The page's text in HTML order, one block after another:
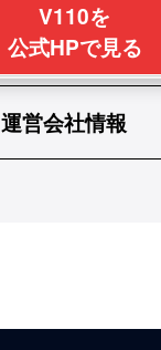
V110を
公式HPで見る
運営会社情報